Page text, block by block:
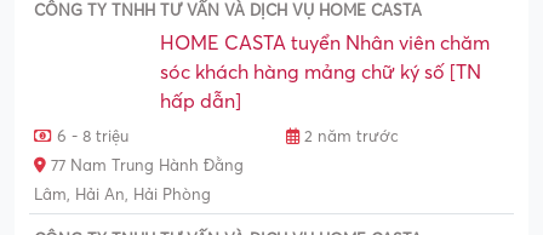
CÔNG TY TNHH TƯ VẤN VÀ DỊCH VỤ HOME CASTA
HOME CASTA tuyển Nhân viên chăm
sóc khách hàng mảng chữ ký số [TN
hấp dẫn]
6 - 8 triệu
2 năm trước
77 Nam Trung Hành Đằng
Lâm, Hải An, Hải Phòng